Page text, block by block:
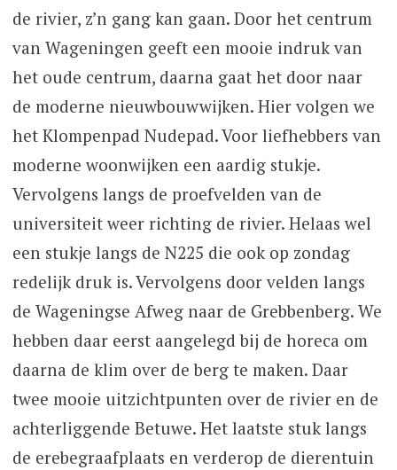
de rivier, z’n gang kan gaan. Door het centrum
van Wageningen geeft een mooie indruk van
het oude centrum, daarna gaat het door naar
de moderne nieuwbouwwijken. Hier volgen we
het Klompenpad Nudepad. Voor liefhebbers van
moderne woonwijken een aardig stukje.
Vervolgens langs de proefvelden van de
universiteit weer richting de rivier. Helaas wel
een stukje langs de N225 die ook op zondag
redelijk druk is. Vervolgens door velden langs
de Wageningse Afweg naar de Grebbenberg. We
hebben daar eerst aangelegd bij de horeca om
daarna de klim over de berg te maken. Daar
twee mooie uitzichtpunten over de rivier en de
achterliggende Betuwe. Het laatste stuk langs
de erebegraafplaats en verderop de dierentuin